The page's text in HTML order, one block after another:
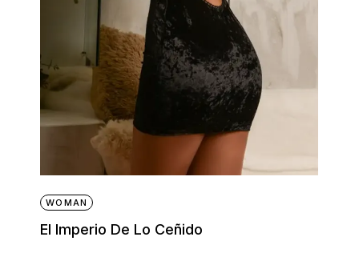
WOMAN
El Imperio De Lo Ceñido